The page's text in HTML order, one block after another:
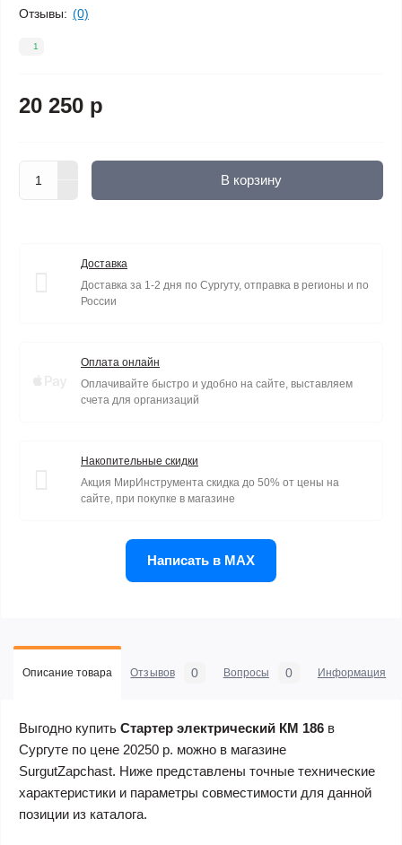
Отзывы: (0)
1
20 250 р
В корзину
Доставка
Доставка за 1-2 дня по Сургуту, отправка в регионы и по
России
Оплата онлайн
Оплачивайте быстро и удобно на сайте, выставляем
счета для организаций
Накопительные скидки
Акция МирИнструмента скидка до 50% от цены на
сайте, при покупке в магазине
Написать в MAX
Описание товара Отзывов 0 Вопросы 0 Информация
Выгодно купить Стартер электрический КМ 186 в
Сургуте по цене 20250 р. можно в магазине
SurgutZapchast. Ниже представлены точные технические
характеристики и параметры совместимости для данной
позиции из каталога.